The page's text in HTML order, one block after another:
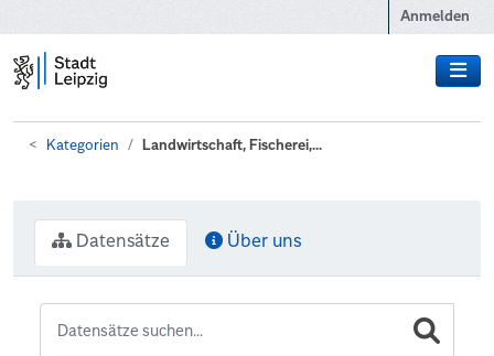
Anmelden
Kategorien Landwirtschaft, Fischerei,...
Datensätze Über uns